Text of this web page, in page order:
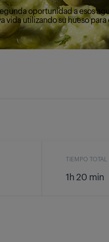
oportunidad a esos
vida utilizando su hueso
TIEMPO TOTAL
1h 20 min